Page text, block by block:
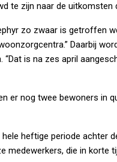
te zijn naar de uitkomsten
zo zwaar is getroffen
Daarbij
is na zes april
er nog twee bewoners in
hele heftige periode achter
medewerkers, die in korte